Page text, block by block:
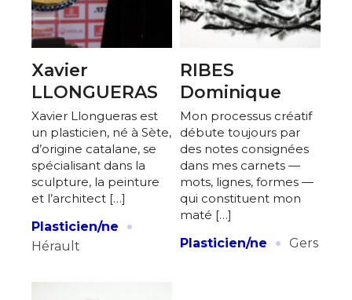
Xavier
LLONGUERAS
Xavier Llongueras est
un plasticien, né à Sète,
d’origine catalane, se
spécialisant dans la
sculpture, la peinture
et l’architect […]
Plasticien/ne
·
Hérault
RIBES
Dominique
Mon processus créatif
débute toujours par
des notes consignées
dans mes carnets —
mots, lignes, formes —
qui constituent mon
maté […]
Plasticien/ne
· Gers